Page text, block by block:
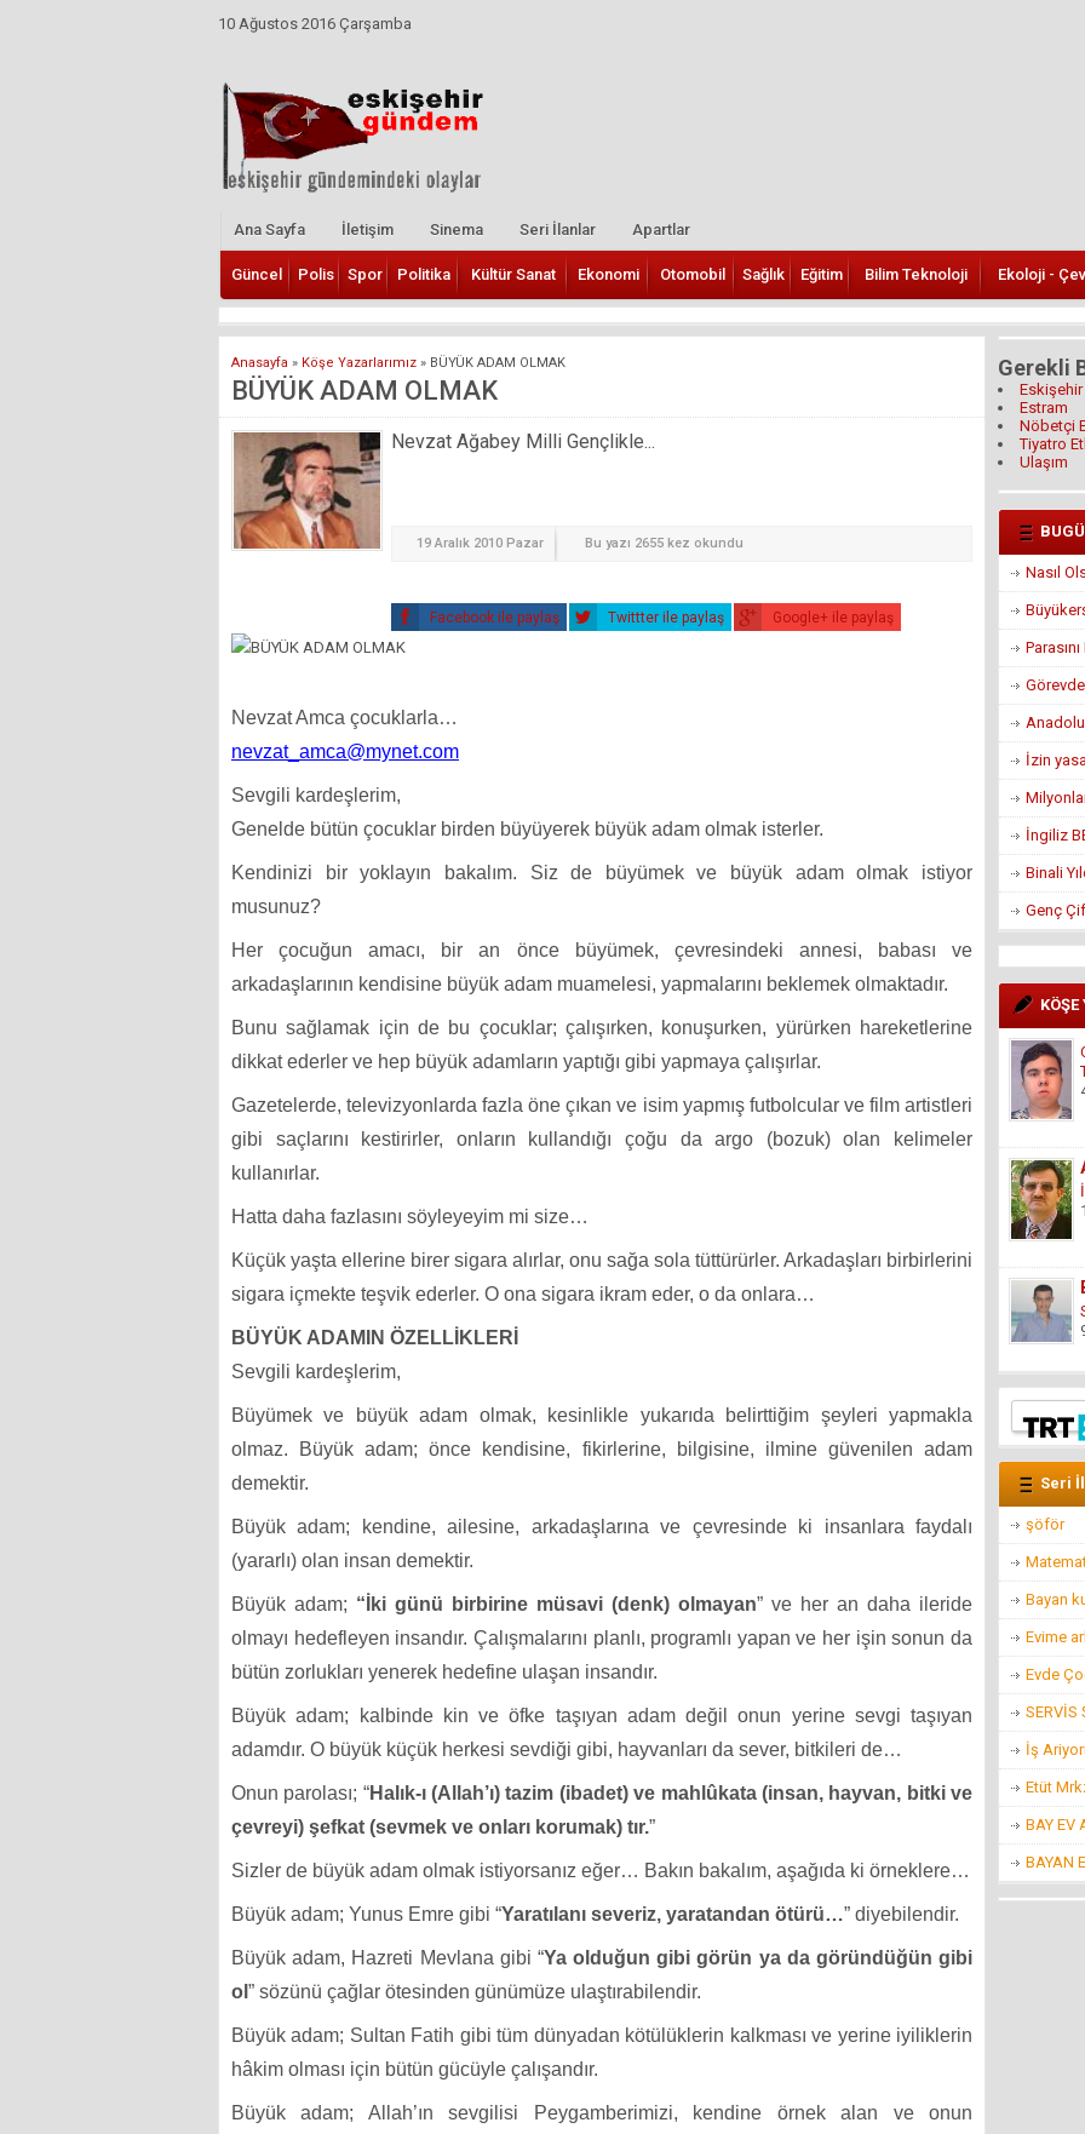
10 Ağustos 2016 Çarşamba
Ana Sayfa İletişim Sinema Seri İlanlar Apartlar
Güncel Polis Spor Politika Kültür Sanat Ekonomi Otomobil Sağlık Eğitim Bilim Teknoloji Ekoloji -
Anasayfa » Köşe Yazarlarımız » BÜYÜK ADAM OLMAK
BÜYÜK ADAM OLMAK
Nevzat Ağabey Milli Gençlikle...
19 Aralık 2010 Pazar Bu yazı 2655 kez okundu
Facebook ile paylaş Twittter ile paylaş Google+ ile paylaş
Nevzat Amca çocuklarla…
nevzat_amca@mynet.com
Sevgili kardeşlerim,
Genelde bütün çocuklar birden büyüyerek büyük adam olmak isterler.
Kendinizi bir yoklayın bakalım. Siz de büyümek ve büyük adam olmak istiyor
musunuz?
Her çocuğun amacı, bir an önce büyümek, çevresindeki annesi, babası ve
arkadaşlarının kendisine büyük adam muamelesi, yapmalarını beklemek olmaktadır.
Bunu sağlamak için de bu çocuklar; çalışırken, konuşurken, yürürken hareketlerine
dikkat ederler ve hep büyük adamların yaptığı gibi yapmaya çalışırlar.
Gazetelerde, televizyonlarda fazla öne çıkan ve isim yapmış futbolcular ve film artistleri
gibi saçlarını kestirirler, onların kullandığı çoğu da argo (bozuk) olan kelimeler
kullanırlar.
Hatta daha fazlasını söyleyeyim mi size…
Küçük yaşta ellerine birer sigara alırlar, onu sağa sola tüttürürler. Arkadaşları birbirlerini
sigara içmekte teşvik ederler. O ona sigara ikram eder, o da onlara…
BÜYÜK ADAMIN ÖZELLİKLERİ
Sevgili kardeşlerim,
Büyümek ve büyük adam olmak, kesinlikle yukarıda belirttiğim şeyleri yapmakla
olmaz. Büyük adam; önce kendisine, fikirlerine, bilgisine, ilmine güvenilen adam
demektir.
Büyük adam; kendine, ailesine, arkadaşlarına ve çevresinde ki insanlara faydalı
(yararlı) olan insan demektir.
Büyük adam; “İki günü birbirine müsavi (denk) olmayan” ve her an daha ileride
olmayı hedefleyen insandır. Çalışmalarını planlı, programlı yapan ve her işin sonun da
bütün zorlukları yenerek hedefine ulaşan insandır.
Büyük adam; kalbinde kin ve öfke taşıyan adam değil onun yerine sevgi taşıyan
adamdır. O büyük küçük herkesi sevdiği gibi, hayvanları da sever, bitkileri de…
Onun parolası; “Halık-ı (Allah’ı) tazim (ibadet) ve mahlûkata (insan, hayvan, bitki ve
çevreyi) şefkat (sevmek ve onları korumak) tır.”
Sizler de büyük adam olmak istiyorsanız eğer… Bakın bakalım, aşağıda ki örneklere…
Büyük adam; Yunus Emre gibi “Yaratılanı severiz, yaratandan ötürü…” diyebilendir.
Büyük adam, Hazreti Mevlana gibi “Ya olduğun gibi görün ya da göründüğün gibi
ol ” sözünü çağlar ötesinden günümüze ulaştırabilendir.
Büyük adam; Sultan Fatih gibi tüm dünyadan kötülüklerin kalkması ve yerine iyiliklerin
hâkim olması için bütün gücüyle çalışandır.
Büyük adam; Allah’ın sevgilisi Peygamberimizi, kendine örnek alan ve onun
Gerekli
Estram
Nöbetçi
Tiyatro
Ulaşım
Nasıl
İzin
İngiliz
Binali
Genç
Seri
şöför
Bayan
Evime
Evde
SERVİS
İş
Etüt
BAY EV
BAYAN